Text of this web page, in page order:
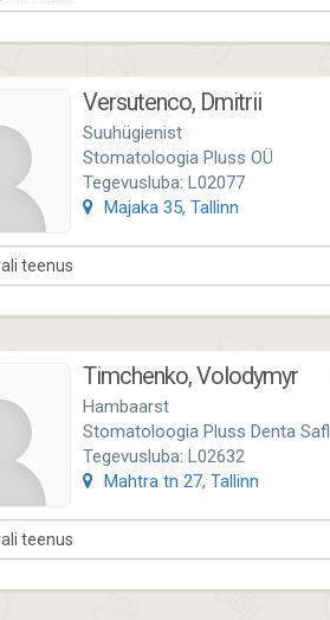
Versutenco, Dmitrii
Suuhügienist
Stomatoloogia Pluss OÜ
Tegevusluba: L02077
Majaka 35, Tallinn
Timchenko, Volodymyr
Hambaarst
Stomatoloogia Pluss Denta
Tegevusluba: L02632
Mahtra tn 27, Tallinn